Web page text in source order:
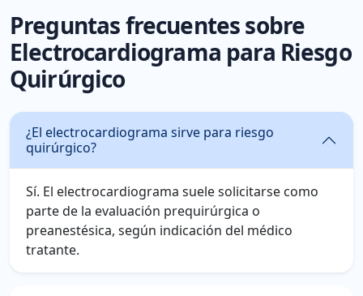
Preguntas frecuentes sobre
Electrocardiograma para Riesgo
Quirúrgico
¿El electrocardiograma sirve para riesgo
quirúrgico?
Sí. El electrocardiograma suele solicitarse como
parte de la evaluación prequirúrgica o
preanestésica, según indicación del médico
tratante.